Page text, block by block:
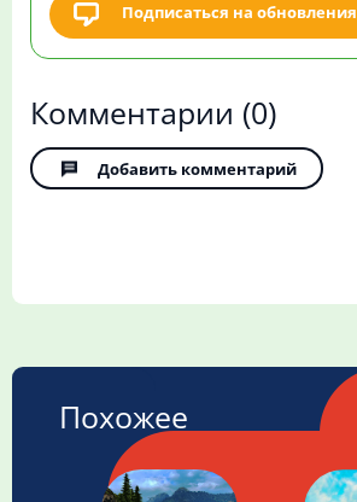
Подписаться на обновления
Комментарии (0)
Добавить комментарий
Похожее